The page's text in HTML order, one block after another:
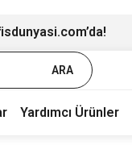
ARA
Yardımcı Ürünler